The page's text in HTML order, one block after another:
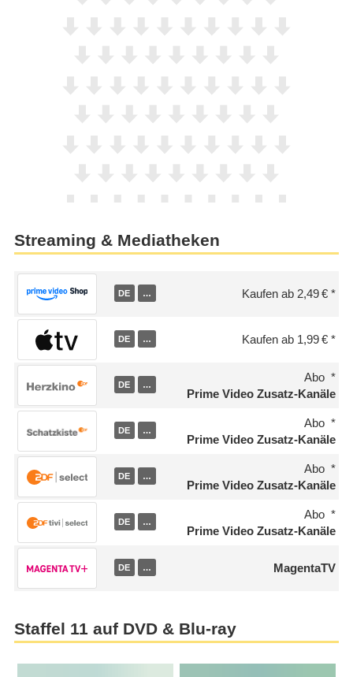
Streaming & Mediatheken
DE … Kaufen ab 2,49 €
DE … Kaufen ab 1,99 €
DE …
Abo
Prime Video Zusatz-Kanäle
DE …
Abo
Prime Video Zusatz-Kanäle
DE …
Abo
Prime Video Zusatz-Kanäle
DE …
Abo
Prime Video Zusatz-Kanäle
DE … MagentaTV
Staffel 11 auf DVD & Blu-ray